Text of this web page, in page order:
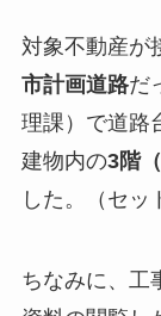
対象不動産が
市計画道路だ
理課）で道路
建物内の3階
した。（セッ
ちなみに、工